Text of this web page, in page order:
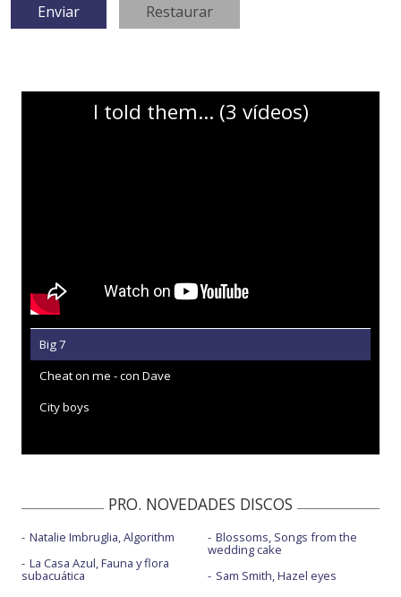
I told them… (3 vídeos)
Big 7
Cheat on me - con Dave
City boys
PRO. NOVEDADES DISCOS
Natalie Imbruglia, Algorithm
La Casa Azul, Fauna y flora
subacuática
Blossoms, Songs from the
wedding cake
Sam Smith, Hazel eyes